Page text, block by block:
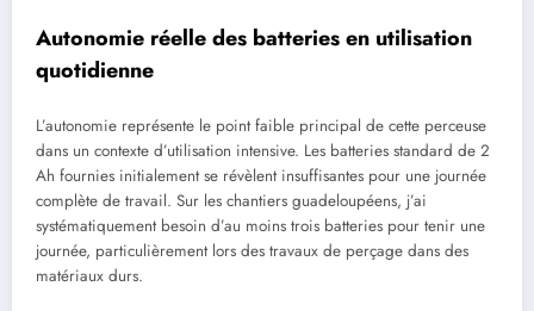
Autonomie réelle des batteries en utilisation
quotidienne
L’autonomie représente le point faible principal de cette perceuse
dans un contexte d’utilisation intensive. Les batteries standard de 2
Ah fournies initialement se révèlent insuffisantes pour une journée
complète de travail. Sur les chantiers guadeloupéens, j’ai
systématiquement besoin d’au moins trois batteries pour tenir une
journée, particulièrement lors des travaux de perçage dans des
matériaux durs.